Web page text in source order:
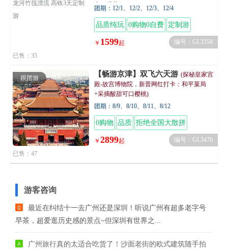
宿，经典行程)
团期：12/1、12/2、12/3、12/4
品质纯玩 0购物0自费 定制游
￥ 1599起
编号：GL3358
已售：35
跟团游 【畅游京津】双飞六天游 (探秘皇家宫
殿-故宫博物院，新晋网红打卡：和平菓局
+采摘酸甜可口樱桃)
团期：8/9、8/10、8/11、8/12
0购物 品质 拒绝全国大散拼
￥ 2899起
编号：GL3470
已售：47
游客咨询
最近在纠结十一去广州还是深圳！听说广州有超多老字号
早茶，超爱逛历史感的景点~但深圳有世界之...
广州旅行真的太适合吃货了！沙面老街的欧式建筑随手拍